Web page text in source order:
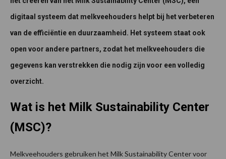
digitaal systeem dat melkveehouders helpt bij het verbeteren
van de efficiëntie en duurzaamheid. Het systeem staat ook
open voor andere partners, zodat het melkveehouders die
gegevens kan verstrekken die nodig zijn voor een volledig
overzicht.
Wat is het Milk Sustainability Center
(MSC)?
Melkveehouders gebruiken het Milk Sustainability Center voor